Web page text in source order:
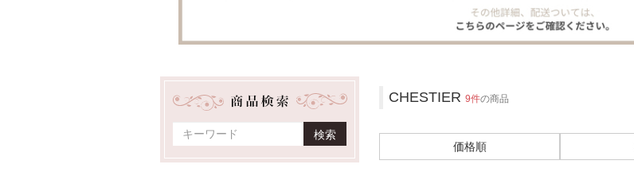
CHESTIER9件の商品
価格順
検索